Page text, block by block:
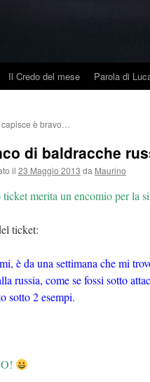
Il Credo del mese Parola di
è bravo…
di baldracche
il 23 Maggio 2013 da Maurino
ticket merita un encomio per la
ticket:
è da una settimana che mi
russia, come se fossi sotto
sotto 2 esempi.